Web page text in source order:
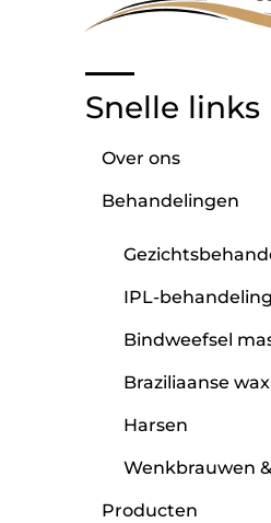
Snelle links
Over ons
Behandelingen
IPL-behandeling
Bindweefsel
Braziliaanse wax
Harsen
Wenkbrauwen
Producten